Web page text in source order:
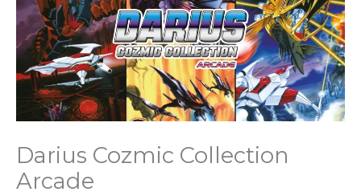
Darius Cozmic Collection
Arcade